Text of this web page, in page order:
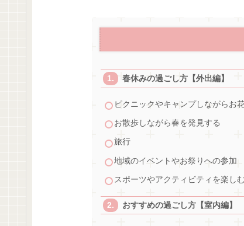
春休みの過ごし方【外出編】
ピクニックやキャンプしながらお
お散歩しながら春を発見する
旅行
地域のイベントやお祭りへの参加
スポーツやアクティビティを楽しむ
おすすめの過ごし方【室内編】